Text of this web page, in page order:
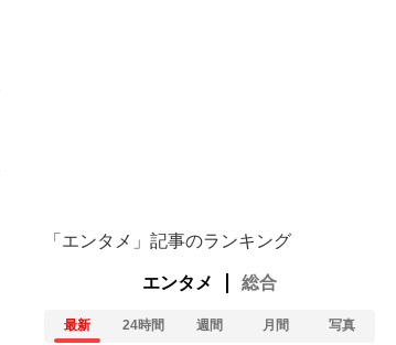
「エンタメ」記事のランキング
エンタメ 総合
最新 24時間 週間 月間 写真